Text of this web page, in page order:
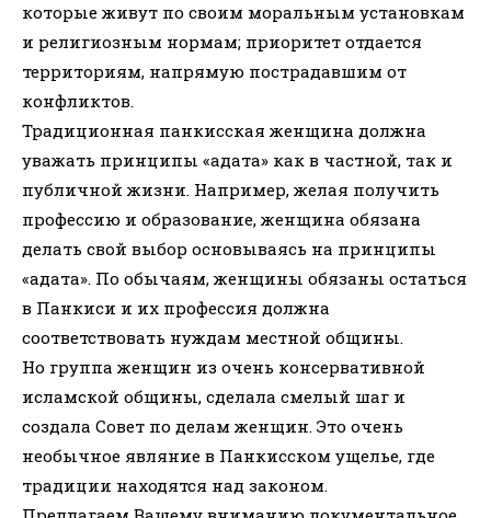
которые живут по своим моральным установкам
и религиозным нормам; приоритет отдается
территориям, напрямую пострадавшим от
конфликтов.
Традиционная панкисская женщина должна
уважать принципы «адата» как в частной, так и
публичной жизни. Например, желая получить
профессию и образование, женщина обязана
делать свой выбор основываясь на принципы
«адата». По обычаям, женщины обязаны остаться
в Панкиси и их профессия должна
соответствовать нуждам местной общины.
Но группа женщин из очень консервативной
исламской общины, сделала смелый шаг и
создала Совет по делам женщин. Это очень
необычное являние в Панкисском ущелье, где
традиции находятся над законом.